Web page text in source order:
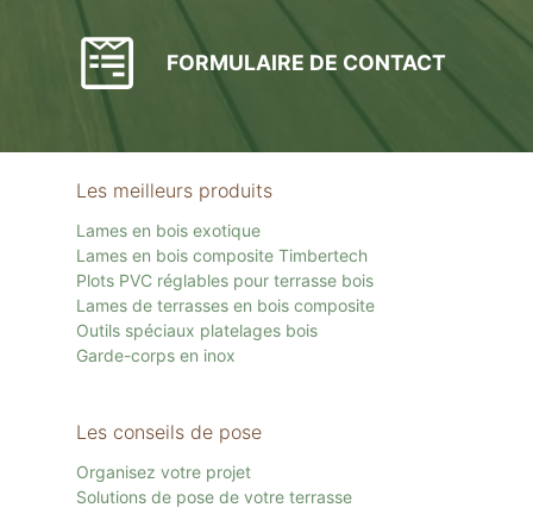
FORMULAIRE DE CONTACT
Les meilleurs produits
Lames en bois exotique
Lames en bois composite Timbertech
Plots PVC réglables pour terrasse bois
Lames de terrasses en bois composite
Outils spéciaux platelages bois
Garde-corps en inox
Les conseils de pose
Organisez votre projet
Solutions de pose de votre terrasse